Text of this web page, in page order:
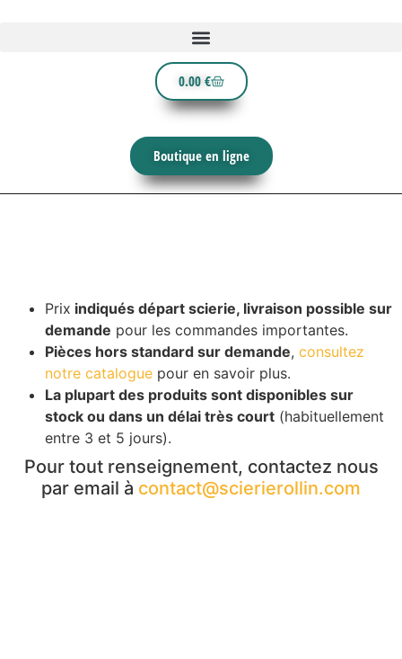
0.00 €
Boutique en ligne
Prix indiqués départ scierie, livraison possible sur
demande pour les commandes importantes.
Pièces hors standard sur demande, consultez
notre catalogue pour en savoir plus.
La plupart des produits sont disponibles sur
stock ou dans un délai très court (habituellement
entre 3 et 5 jours).
Pour tout renseignement, contactez nous
par email à contact@scierierollin.com